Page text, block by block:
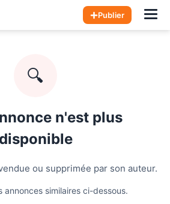
Publier
🔍
n'est plus
disponible
ou supprimée par son auteur.
annonces similaires ci-dessous.